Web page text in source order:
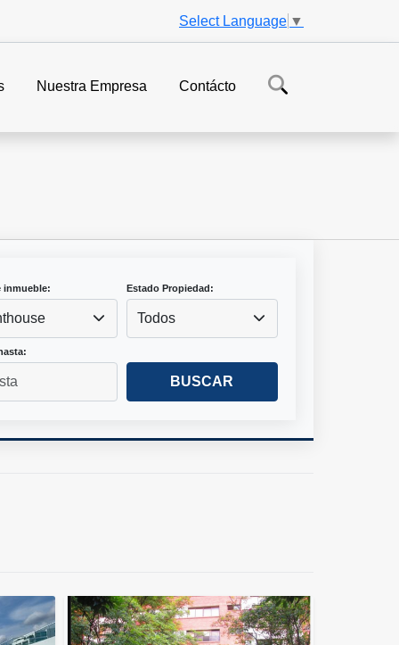
Select Language ▼
Nuestra Empresa Contácto
inmueble: Estado Propiedad:
Todos
BUSCAR